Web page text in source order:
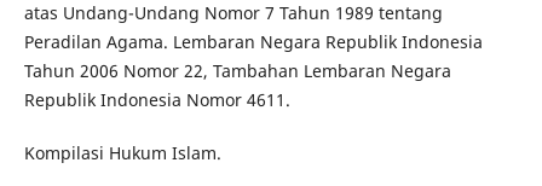
atas Undang-Undang Nomor 7 Tahun 1989 tentang
Peradilan Agama. Lembaran Negara Republik Indonesia
Tahun 2006 Nomor 22, Tambahan Lembaran Negara
Republik Indonesia Nomor 4611.
Kompilasi Hukum Islam.